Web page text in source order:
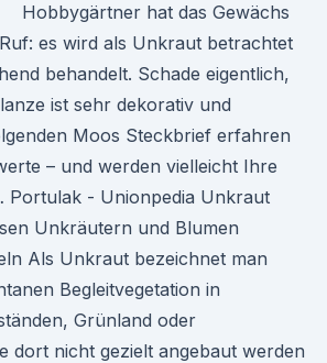
Hobbygärtner hat das Gewächs
es wird als Unkraut betrachtet
behandelt. Schade eigentlich,
ist sehr dekorativ und
Moos Steckbrief erfahren
– und werden vielleicht Ihre
Portulak - Unionpedia Unkraut
Unkräutern und Blumen
Als Unkraut bezeichnet man
Begleitvegetation in
Grünland oder
dort nicht gezielt angebaut werden